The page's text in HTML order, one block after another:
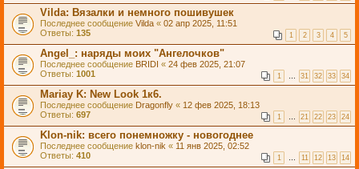
Vilda: Вязалки и немного пошивушек
Последнее сообщение Vilda « 02 апр 2025, 11:51
Ответы: 135 1 2 3 4 5
Angel_: наряды моих "Ангелочков"
Последнее сообщение BRIDI « 24 фев 2025, 21:07
Ответы: 1001 1 … 31 32 33 34
Mariay K: New Look 1к6.
Последнее сообщение Dragonfly « 12 фев 2025, 18:13
Ответы: 697 1 … 21 22 23 24
Klon-nik: всего понемножку - новогоднее
Последнее сообщение klon-nik « 11 янв 2025, 02:52
Ответы: 410 1 … 11 12 13 14